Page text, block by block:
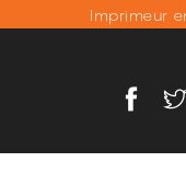
Imprimeur